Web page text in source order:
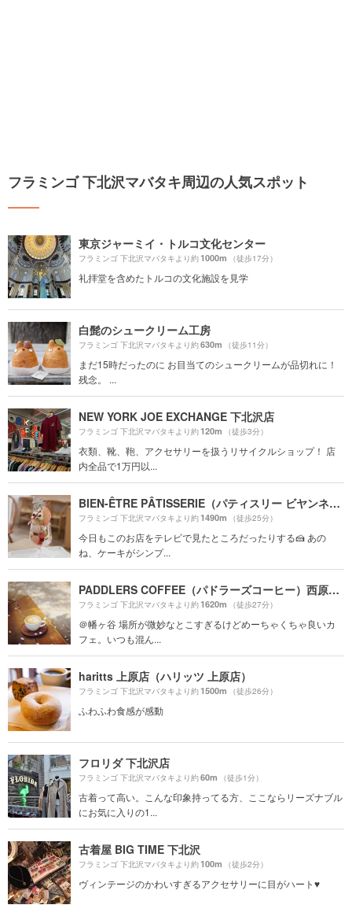
フラミンゴ 下北沢マバタキ周辺の人気スポット
東京ジャーミイ・トルコ文化センター
フラミンゴ 下北沢マバタキより約1000m （徒歩17分）
礼拝堂を含めたトルコの文化施設を見学
白髭のシュークリーム工房
フラミンゴ 下北沢マバタキより約630m （徒歩11分）
まだ15時だったのに お目当てのシュークリームが品切れに！
残念。 ...
NEW YORK JOE EXCHANGE 下北沢店
フラミンゴ 下北沢マバタキより約120m （徒歩3分）
衣類、靴、鞄、アクセサリーを扱うリサイクルショップ！ 店
内全品で1万円以...
BIEN-ÊTRE PÂTISSERIE（パティスリー ビヤンネートル）
フラミンゴ 下北沢マバタキより約1490m （徒歩25分）
今日もこのお店をテレビで見たところだったりする🍰 あの
ね、ケーキがシンプ...
PADDLERS COFFEE（パドラーズコーヒー）西原本店
フラミンゴ 下北沢マバタキより約1620m （徒歩27分）
＠幡ヶ谷 場所が微妙なとこすぎるけどめーちゃくちゃ良いカ
フェ。いつも混ん...
haritts 上原店（ハリッツ 上原店）
フラミンゴ 下北沢マバタキより約1500m （徒歩26分）
ふわふわ食感が感動
フロリダ 下北沢店
フラミンゴ 下北沢マバタキより約60m （徒歩1分）
古着って高い。こんな印象持ってる方、ここならリーズナブル
にお気に入りの1...
古着屋 BIG TIME 下北沢
フラミンゴ 下北沢マバタキより約100m （徒歩2分）
ヴィンテージのかわいすぎるアクセサリーに目がハート♥️